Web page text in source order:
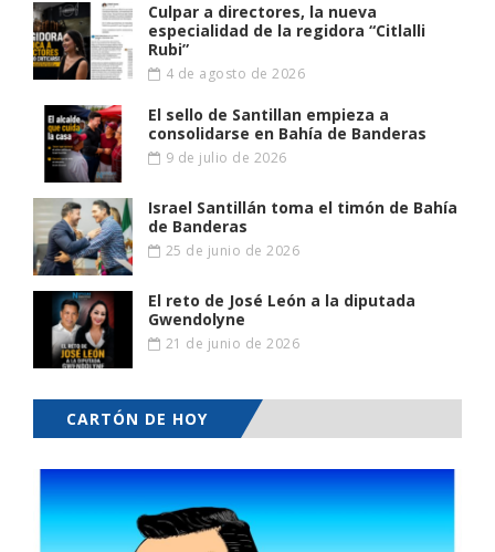
Culpar a directores, la nueva
especialidad de la regidora “Citlalli
Rubi”
4 de agosto de 2026
El sello de Santillan empieza a
consolidarse en Bahía de Banderas
9 de julio de 2026
Israel Santillán toma el timón de Bahía
de Banderas
25 de junio de 2026
El reto de José León a la diputada
Gwendolyne
21 de junio de 2026
CARTÓN DE HOY